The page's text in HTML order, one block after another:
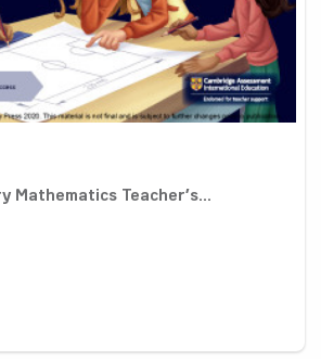
Mathematics Teacher’s...